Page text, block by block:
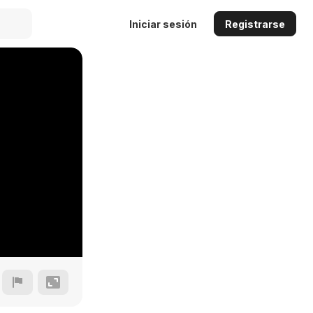
Iniciar sesión Registrarse